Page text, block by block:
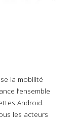
la mobilité
l’ensemble
Android.
les acteurs